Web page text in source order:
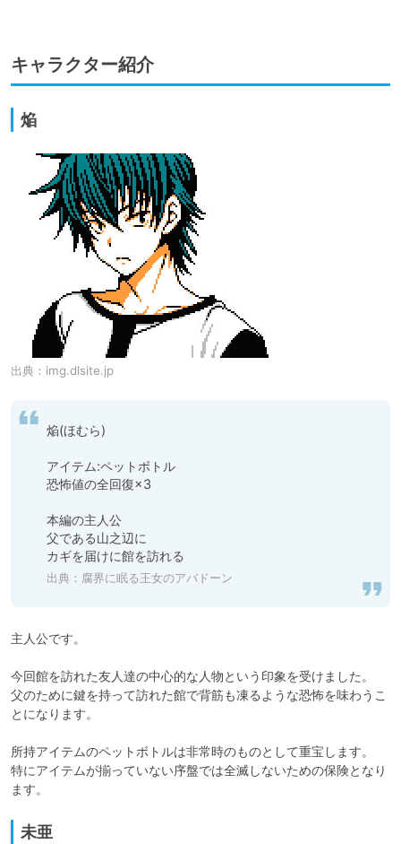
キャラクター紹介
焔
出典： img.dlsite.jp
焔(ほむら)
アイテム:ペットボトル
恐怖値の全回復×3
本編の主人公
父である山之辺に
カギを届けに館を訪れる
出典： 腐界に眠る王女のアバドーン
主人公です。
今回館を訪れた友人達の中心的な人物という印象を受けました。
父のために鍵を持って訪れた館で背筋も凍るような恐怖を味わうこ
とになります。
所持アイテムのペットボトルは非常時のものとして重宝します。
特にアイテムが揃っていない序盤では全滅しないための保険となり
ます。
未亜